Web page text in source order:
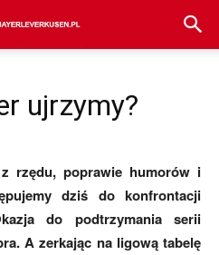
ujrzymy?
rzędu, poprawie humorów i
dziś do konfrontacji
do podtrzymania serii
A zerkając na ligową tabelę